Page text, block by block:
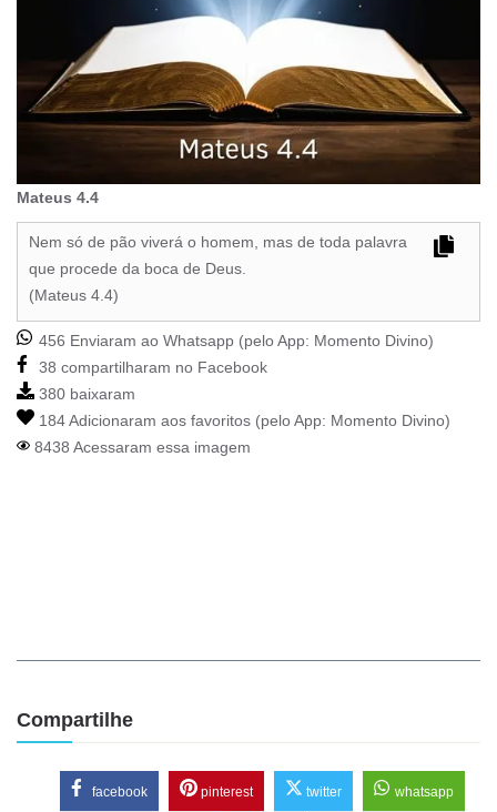
Mateus 4.4
Nem só de pão viverá o homem, mas de toda palavra
que procede da boca de Deus.
(Mateus 4.4)
456 Enviaram ao Whatsapp (pelo App: Momento Divino)
38 compartilharam no Facebook
380 baixaram
184 Adicionaram aos favoritos (pelo App: Momento Divino)
8438 Acessaram essa imagem
Compartilhe
facebook pinterest twitter whatsapp